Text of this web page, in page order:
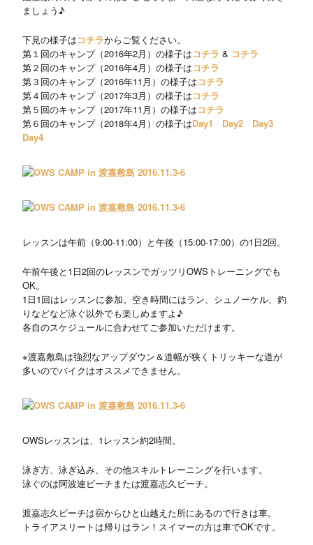
ましょう♪
下見の様子はコチラからご覧ください。
第１回のキャンプ（2016年2月）の様子はコチラ & コチラ
第２回のキャンプ（2016年4月）の様子はコチラ
第３回のキャンプ（2016年11月）の様子はコチラ
第４回のキャンプ（2017年3月）の様子はコチラ
第５回のキャンプ（2017年11月）の様子はコチラ
第６回のキャンプ（2018年4月）の様子はDay1 Day2
Day3
Day4
レッスンは午前（9:00-11:00）と午後（15:00-17:00）の1日2回。
午前午後と1日2回のレッスンでガッツリOWSトレーニングでも
OK。
1日1回はレッスンに参加。空き時間にはラン、シュノーケル、釣
りなどなど泳ぐ以外でも楽しめますよ♪
各自のスケジュールに合わせてご参加いただけます。
※渡嘉敷島は強烈なアップダウン＆道幅が狭くトリッキーな道が
多いのでバイクはオススメできません。
OWSレッスンは、1レッスン約2時間。
泳ぎ方、泳ぎ込み、その他スキルトレーニングを行います。
泳ぐのは阿波連ビーチまたは渡嘉志久ビーチ。
渡嘉志久ビーチは宿からひと山越えた所にあるので行きは車。
トライアスリートは帰りはラン！スイマーの方は車でOKです。